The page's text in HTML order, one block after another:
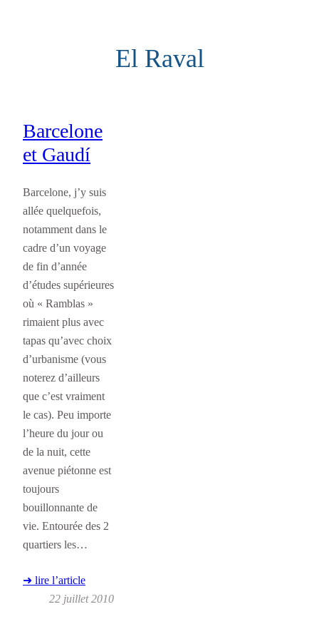
El Raval
Barcelone
et Gaudí
Barcelone, j’y suis
allée quelquefois,
notamment dans le
cadre d’un voyage
de fin d’année
d’études supérieures
où « Ramblas »
rimaient plus avec
tapas qu’avec choix
d’urbanisme (vous
noterez d’ailleurs
que c’est vraiment
le cas). Peu importe
l’heure du jour ou
de la nuit, cette
avenue piétonne est
toujours
bouillonnante de
vie. Entourée des 2
quartiers les…
➜ lire l’article
22 juillet 2010